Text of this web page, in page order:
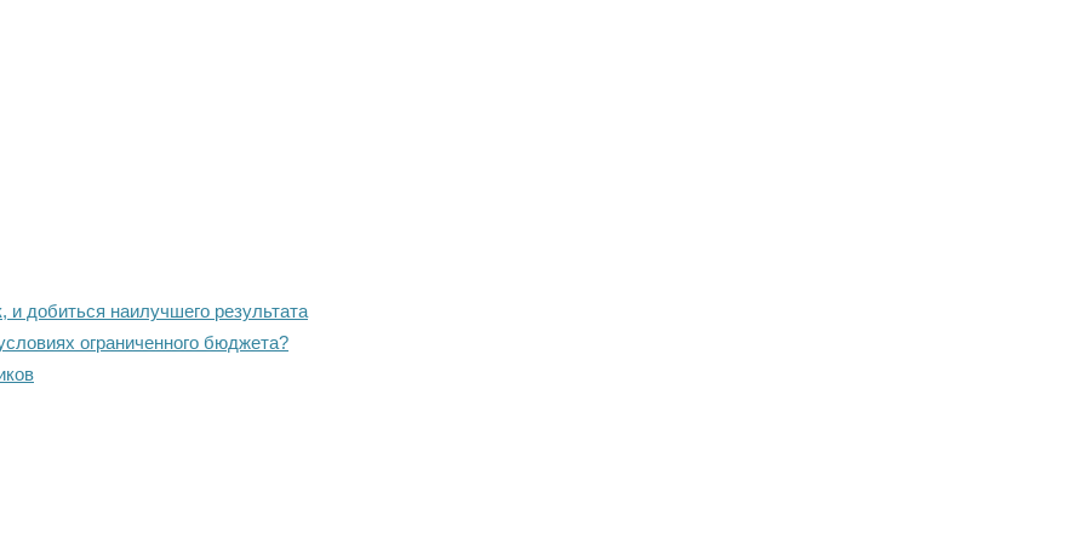
и добиться наилучшего результата
ограниченного бюджета?